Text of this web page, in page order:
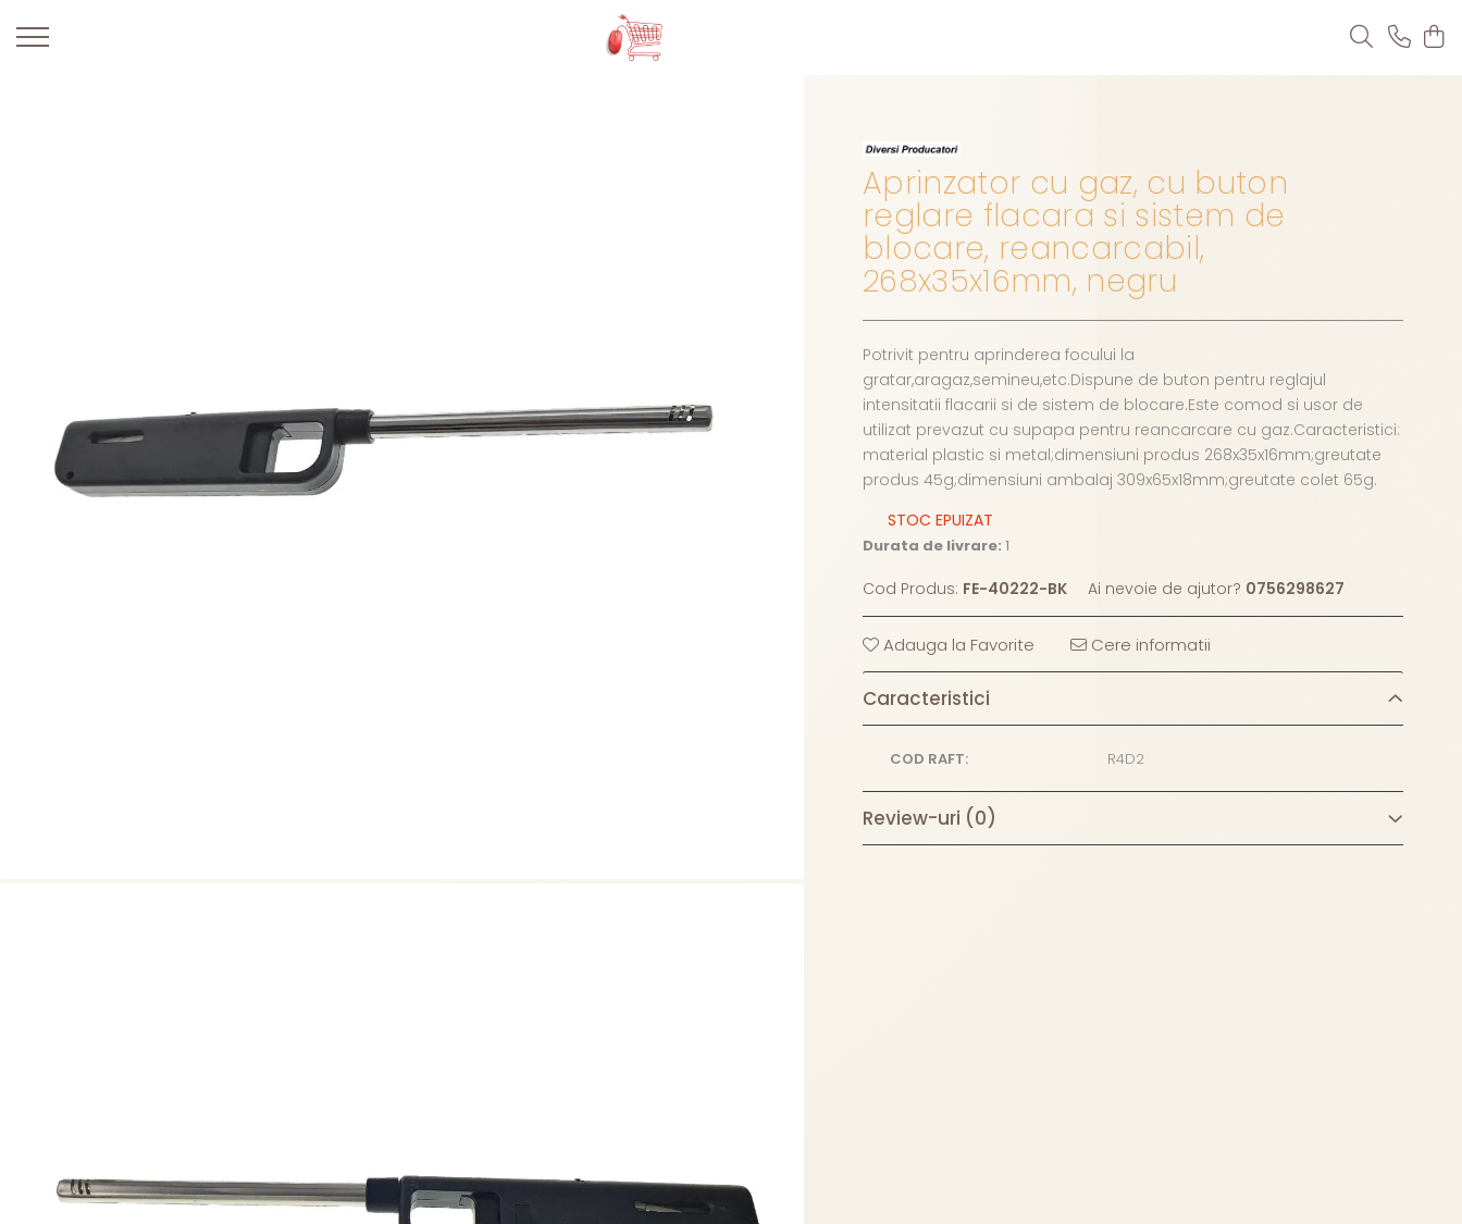
Aprinzator cu gaz, cu buton
reglare flacara si sistem de
blocare, reancarcabil,
268x35x16mm, negru
Potrivit pentru aprinderea focului la
gratar,aragaz,semineu,etc.Dispune de buton pentru reglajul
intensitatii flacarii si de sistem de blocare.Este comod si usor de
utilizat prevazut cu supapa pentru reancarcare cu gaz.Caracteristici:
material plastic si metal;dimensiuni produs 268x35x16mm;greutate
produs 45g;dimensiuni ambalaj 309x65x18mm;greutate colet 65g.
STOC EPUIZAT
Durata de livrare: 1
Cod Produs: FE-40222-BK Ai nevoie de ajutor? 0756298627
Adauga la Favorite Cere informatii
Caracteristici
COD RAFT: R4D2
Review-uri (0)